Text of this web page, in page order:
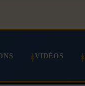
VIDÉOS